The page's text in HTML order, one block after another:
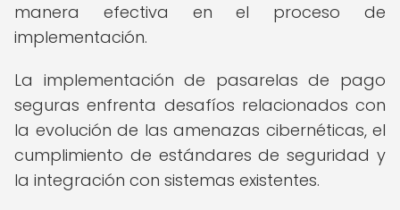
manera efectiva en el proceso de
implementación.
La implementación de pasarelas de pago
seguras enfrenta desafíos relacionados con
la evolución de las amenazas cibernéticas, el
cumplimiento de estándares de seguridad y
la integración con sistemas existentes.